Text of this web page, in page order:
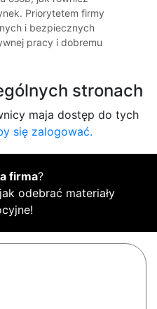
Priorytetem firmy
i bezpiecznych
pracy i dobremu
stronach
maja dostęp do tych
się zalogować.
firma?
odebrać materiały